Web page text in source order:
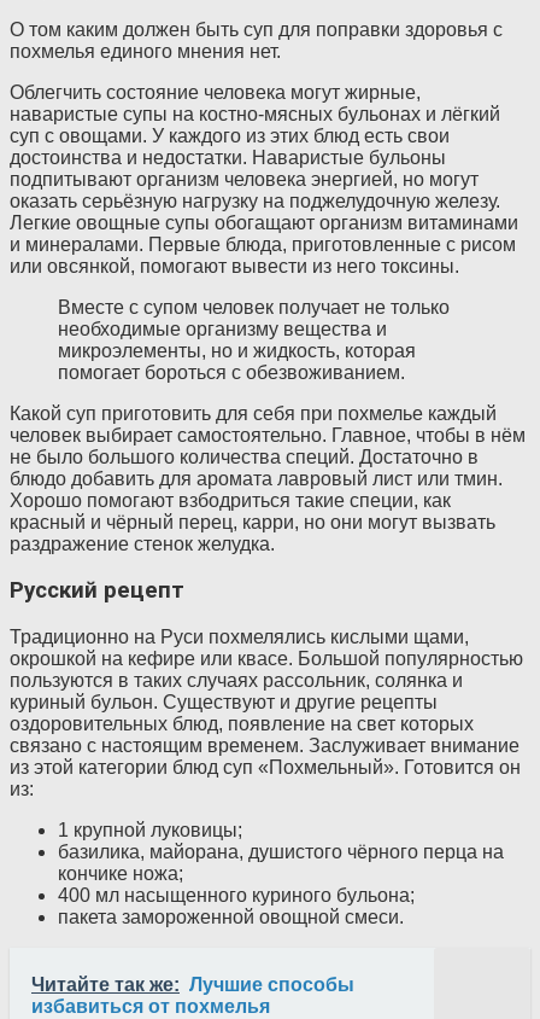
О том каким должен быть суп для поправки здоровья с
похмелья единого мнения нет.
Облегчить состояние человека могут жирные,
наваристые супы на костно-мясных бульонах и лёгкий
суп с овощами. У каждого из этих блюд есть свои
достоинства и недостатки. Наваристые бульоны
подпитывают организм человека энергией, но могут
оказать серьёзную нагрузку на поджелудочную железу.
Легкие овощные супы обогащают организм витаминами
и минералами. Первые блюда, приготовленные с рисом
или овсянкой, помогают вывести из него токсины.
Вместе с супом человек получает не только
необходимые организму вещества и
микроэлементы, но и жидкость, которая
помогает бороться с обезвоживанием.
Какой суп приготовить для себя при похмелье каждый
человек выбирает самостоятельно. Главное, чтобы в нём
не было большого количества специй. Достаточно в
блюдо добавить для аромата лавровый лист или тмин.
Хорошо помогают взбодриться такие специи, как
красный и чёрный перец, карри, но они могут вызвать
раздражение стенок желудка.
Русский рецепт
Традиционно на Руси похмелялись кислыми щами,
окрошкой на кефире или квасе. Большой популярностью
пользуются в таких случаях рассольник, солянка и
куриный бульон. Существуют и другие рецепты
оздоровительных блюд, появление на свет которых
связано с настоящим временем. Заслуживает внимание
из этой категории блюд суп «Похмельный». Готовится он
из:
1 крупной луковицы;
базилика, майорана, душистого чёрного перца на
кончике ножа;
400 мл насыщенного куриного бульона;
пакета замороженной овощной смеси.
Читайте так же: Лучшие способы
избавиться от похмелья